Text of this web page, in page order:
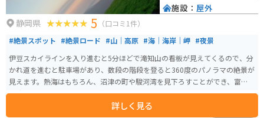
静岡県 5 （口コミ1件）
#絶景スポット #絶景ロード #山｜高原 #海｜海岸｜岬 #夜景
伊豆スカイラインを入り進むと5分ほどで滝知山の看板が見えてくるので、分
かれ道を進むと駐車場があり、数段の階段を登ると360度のパノラマの絶景が
見えます。熱海はもちろん、沼津の町や駿河湾を見下ろすことができ、富士山
も遮るものなしに見ることができます。
詳しく見る
施設： 屋外